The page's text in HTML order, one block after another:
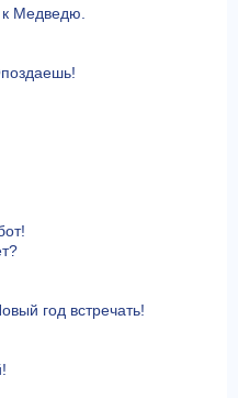
Медведю.
год встречать!